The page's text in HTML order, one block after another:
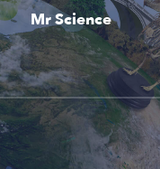
Mr Science